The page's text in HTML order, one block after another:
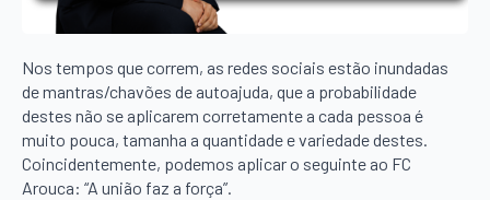
Nos tempos que correm, as redes sociais estão inundadas
de mantras/chavões de autoajuda, que a probabilidade
destes não se aplicarem corretamente a cada pessoa é
muito pouca, tamanha a quantidade e variedade destes.
Coincidentemente, podemos aplicar o seguinte ao FC
Arouca: “A união faz a força”.